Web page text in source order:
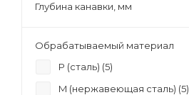
Глубина канавки, мм
Обрабатываемый материал
P (сталь) (5)
M (нержавеющая сталь) (5)